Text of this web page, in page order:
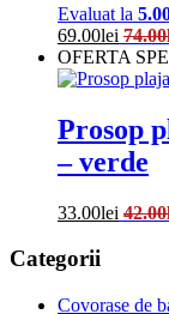
Evaluat la
69.00lei 74.00
OFERTA
Prosop
– verde
33.00lei 42.00
Categorii
Covorase de